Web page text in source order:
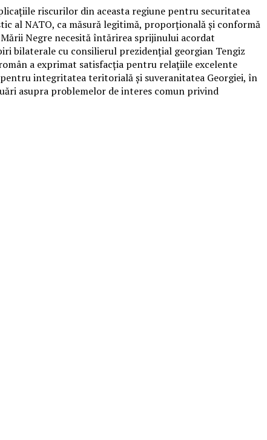
riscurilor din aceasta regiune pentru securitatea
al NATO, ca măsură legitimă, proporțională și conformă
Negre necesită întărirea sprijinului acordat
bilaterale cu consilierul prezidențial georgian Tengiz
a exprimat satisfacția pentru relațiile excelente
integritatea teritorială și suveranitatea Georgiei, în
asupra problemelor de interes comun privind